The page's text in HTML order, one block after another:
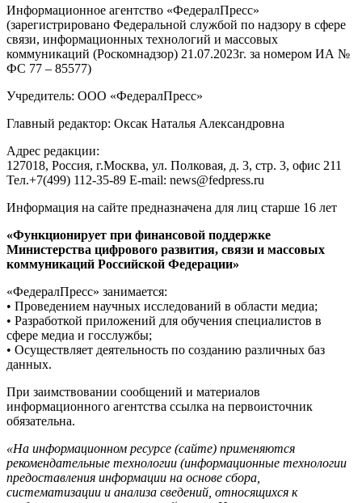
Информационное агентство «ФедералПресс»
(зарегистрировано Федеральной службой по надзору в сфере
связи, информационных технологий и массовых
коммуникаций (Роскомнадзор) 21.07.2023г. за номером ИА №
ФС 77 – 85577)
Учредитель: ООО «ФедералПресс»
Главный редактор: Оксак Наталья Александровна
Адрес редакции:
127018, Россия, г.Москва, ул. Полковая, д. 3, стр. 3, офис 211
Тел.+7(499) 112-35-89 E-mail: news@fedpress.ru
Информация на сайте предназначена для лиц старше 16 лет
«Функционирует при финансовой поддержке
Министерства цифрового развития, связи и массовых
коммуникаций Российской Федерации»
«ФедералПресс» занимается:
• Проведением научных исследований в области медиа;
• Разработкой приложений для обучения специалистов в
сфере медиа и госслужбы;
• Осуществляет деятельность по созданию различных баз
данных.
При заимствовании сообщений и материалов
информационного агентства ссылка на первоисточник
обязательна.
«На информационном ресурсе (сайте) применяются
рекомендательные технологии (информационные технологии
предоставления информации на основе сбора,
систематизации и анализа сведений, относящихся к